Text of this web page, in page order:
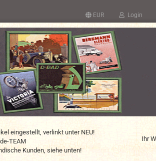
EUR Login
eingestellt, verlinkt unter NEU!
TEAM
Kunden, siehe unten!
Ihr